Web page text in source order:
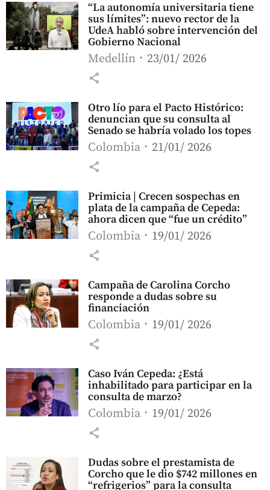
“La autonomía universitaria tiene
sus límites”: nuevo rector de la
UdeA habló sobre intervención del
Gobierno Nacional
Medellín 23/01/ 2026
share
Otro lío para el Pacto Histórico:
denuncian que su consulta al
Senado se habría volado los topes
Colombia 21/01/ 2026
share
Primicia | Crecen sospechas en
plata de la campaña de Cepeda:
ahora dicen que “fue un crédito”
Colombia 19/01/ 2026
share
Campaña de Carolina Corcho
responde a dudas sobre su
financiación
Colombia 19/01/ 2026
share
Caso Iván Cepeda: ¿Está
inhabilitado para participar en la
consulta de marzo?
Colombia 19/01/ 2026
share
Dudas sobre el prestamista de
Corcho que le dio $742 millones en
“refrigerios” para la consulta